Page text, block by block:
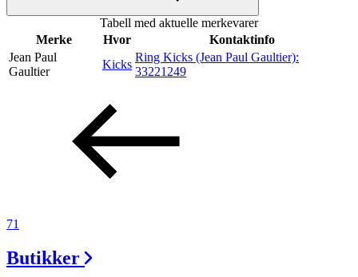
Inspirasjon
Åpningstider
Magasin
Tabell med aktuelle merkevarer
Merke
Hvor
Kontaktinfo
Jean Paul
Gaultier
Kicks
Ring Kicks (Jean Paul Gaultier):
33221249
71
Butikker